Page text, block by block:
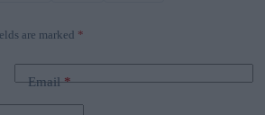
are marked *
Email*